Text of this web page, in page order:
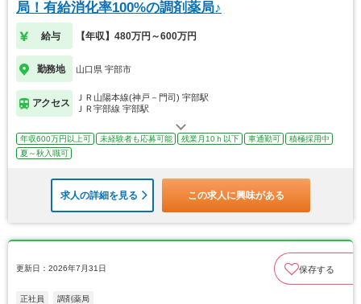
局！有給消化率100%の調剤薬局♪
給与 【年収】480万円～600万円
勤務地 山口県 宇部市
アクセス
ＪＲ山陽本線(神戸－門司) 宇部駅
ＪＲ宇部線 宇部駅
年収600万円以上可 未経験者も応募可能 残業月10ｈ以下 車通勤可
積極採用中
夏～秋入職可
求人の詳細を見る この求人に興味がある
更新日：2026年7月31日 保存する
正社員 調剤薬局